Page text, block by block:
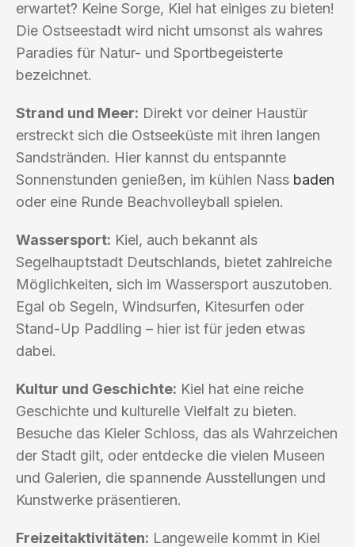
erwartet? Keine Sorge, Kiel hat einiges zu bieten!
Die Ostseestadt wird nicht umsonst als wahres
Paradies für Natur- und Sportbegeisterte
bezeichnet.
Strand und Meer: Direkt vor deiner Haustür
erstreckt sich die Ostseeküste mit ihren langen
Sandstränden. Hier kannst du entspannte
Sonnenstunden genießen, im kühlen Nass baden
oder eine Runde Beachvolleyball spielen.
Wassersport: Kiel, auch bekannt als
Segelhauptstadt Deutschlands, bietet zahlreiche
Möglichkeiten, sich im Wassersport auszutoben.
Egal ob Segeln, Windsurfen, Kitesurfen oder
Stand-Up Paddling – hier ist für jeden etwas
dabei.
Kultur und Geschichte: Kiel hat eine reiche
Geschichte und kulturelle Vielfalt zu bieten.
Besuche das Kieler Schloss, das als Wahrzeichen
der Stadt gilt, oder entdecke die vielen Museen
und Galerien, die spannende Ausstellungen und
Kunstwerke präsentieren.
Freizeitaktivitäten: Langeweile kommt in Kiel